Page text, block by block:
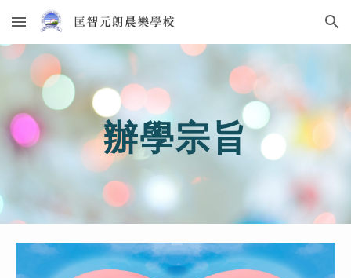
Skip to main content Skip to navigation
辦學宗旨